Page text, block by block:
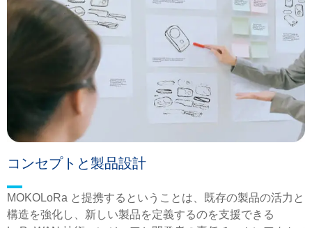
コンセプトと製品設計
MOKOLoRa と提携するということは、既存の製品の活力と
構造を強化し、新しい製品を定義するのを支援できる